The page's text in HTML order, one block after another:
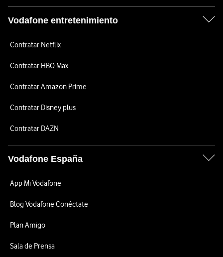
Vodafone entretenimiento
Contratar Netflix
Contratar HBO Max
Contratar Amazon Prime
Contratar Disney plus
Contratar DAZN
Vodafone España
App Mi Vodafone
Blog Vodafone Conéctate
Plan Amigo
Sala de Prensa